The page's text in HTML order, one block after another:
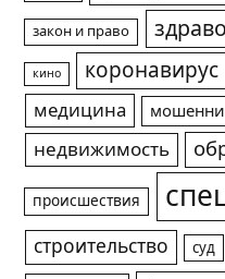
закон и право
кино коронавирус
медицина
недвижимость
происшествия
строительство суд